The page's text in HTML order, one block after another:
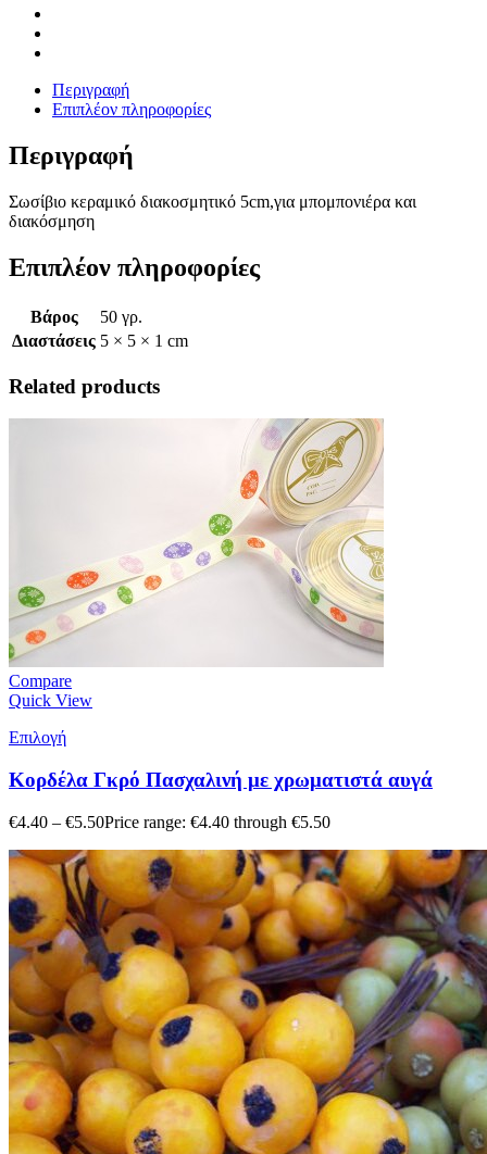
Περιγραφή
Επιπλέον πληροφορίες
Περιγραφή
Σωσίβιο κεραμικό διακοσμητικό 5cm,για μπομπονιέρα και
διακόσμηση
Επιπλέον πληροφορίες
Βάρος
50 γρ.
Διαστάσεις 5 × 5 × 1 cm
Related products
Compare
Quick View
Επιλογή
Κορδέλα Γκρό Πασχαλινή με χρωματιστά αυγά
€4.40 – €5.50Price range: €4.40 through €5.50